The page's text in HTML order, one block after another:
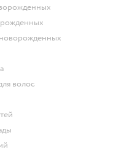
новорожденных
волос